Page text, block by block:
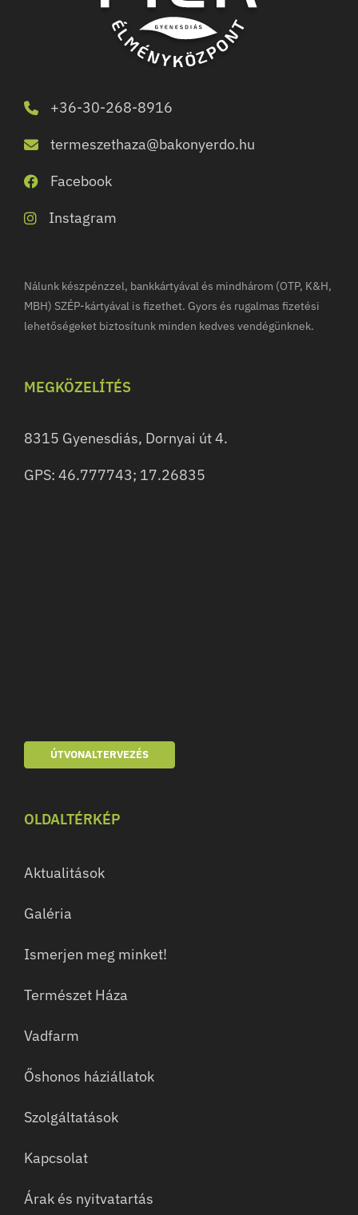
+36-30-268-8916
termeszethaza@bakonyerdo.hu
Facebook
Instagram
Nálunk készpénzzel, bankkártyával és mindhárom (OTP, K&H,
MBH) SZÉP-kártyával is fizethet. Gyors és rugalmas fizetési
lehetőségeket biztosítunk minden kedves vendégünknek.
MEGKÖZELÍTÉS
8315 Gyenesdiás, Dornyai út 4.
GPS: 46.777743; 17.26835
ÚTVONALTERVEZÉS
OLDALTÉRKÉP
Aktualitások
Galéria
Ismerjen meg minket!
Természet Háza
Vadfarm
Őshonos háziállatok
Szolgáltatások
Kapcsolat
Árak és nyitvatartás